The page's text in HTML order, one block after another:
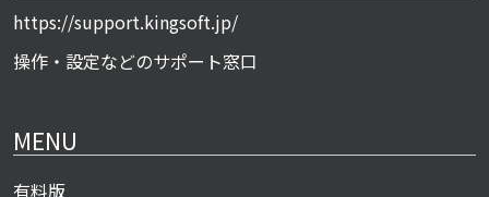
https://support.kingsoft.jp/
操作・設定などのサポート窓口
MENU
有料版